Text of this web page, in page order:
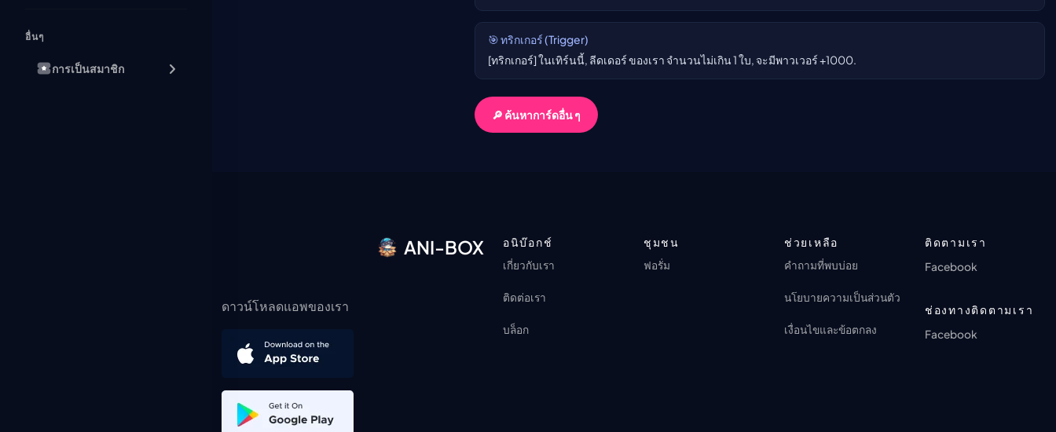
อื่นๆ
การเป็นสมาชิก
🎯 ทริกเกอร์ (Trigger)
[ทริกเกอร์] ในเทิร์นนี้, ลีดเดอร์ ของเรา จำนวนไม่เกิน 1 ใบ, จะมีพาวเวอร์ +1000.
🔎 ค้นหาการ์ดอื่น ๆ
ANI-BOX
ดาวน์โหลดแอพของเรา
อนิบ๊อกช์
เกี่ยวกับเรา
ติดต่อเรา
บล็อก
ชุมชน
ฟอรั่ม
ช่วยเหลือ
คำถามที่พบบ่อย
นโยบายความเป็นส่วนตัว
เงื่อนไขและข้อตกลง
ติดตามเรา
Facebook
ช่องทางติดตามเรา
Facebook